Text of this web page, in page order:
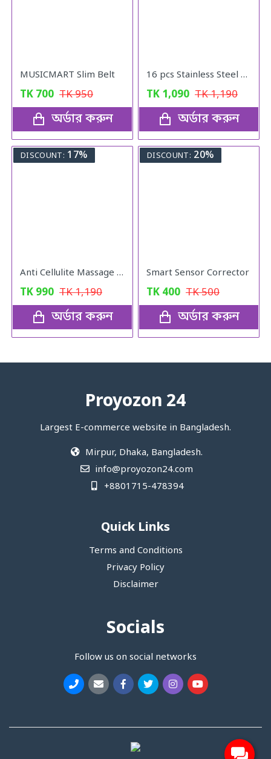
MUSICMART Slim Belt
TK 700 TK950
অর্ডার করুন
16 pcs Stainless Steel Nail Cutter Clipper Tool Box Set For Personal Care Manicure Set
TK 1,090 TK1,190
অর্ডার করুন
DISCOUNT: 17%
Anti Cellulite Massage Oil
TK 990 TK1,190
অর্ডার করুন
DISCOUNT: 20%
Smart Sensor Corrector
TK 400 TK500
অর্ডার করুন
Proyozon 24
Largest E-commerce website in Bangladesh.
Mirpur, Dhaka, Bangladesh.
info@proyozon24.com
+8801715-478394
Quick Links
Terms and Conditions
Privacy Policy
Disclaimer
Socials
Follow us on social networks